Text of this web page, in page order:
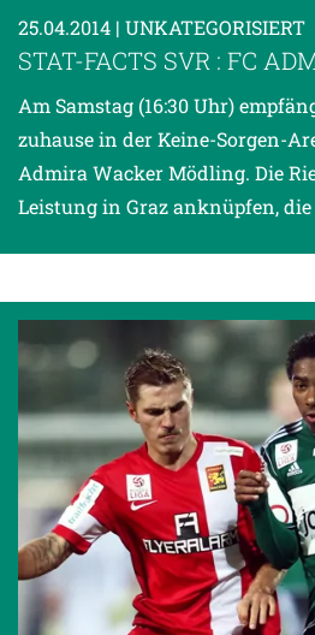
25.04.2014 | UNKATEGORISIERT
STAT-FACTS SVR : FC
Am Samstag (16:30 Uhr)
zuhause in der Keine-Sorgen-
Admira Wacker Mödling. Die
Leistung in Graz anknüpfen, die